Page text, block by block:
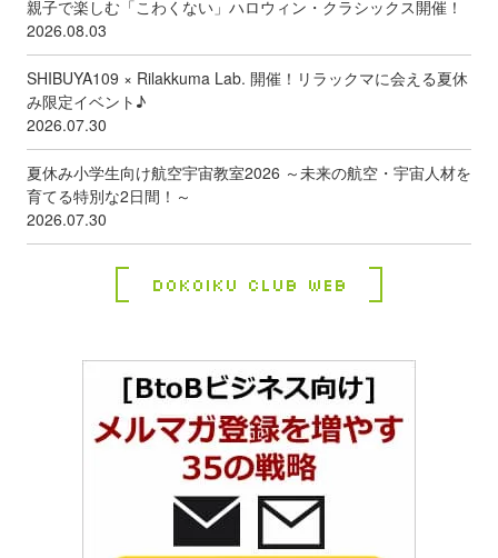
親子で楽しむ「こわくない」ハロウィン・クラシックス開催！
2026.08.03
SHIBUYA109 × Rilakkuma Lab. 開催！リラックマに会える夏休
み限定イベント♪
2026.07.30
夏休み小学生向け航空宇宙教室2026 ～未来の航空・宇宙人材を
育てる特別な2日間！～
2026.07.30
Dokoiku Club Web